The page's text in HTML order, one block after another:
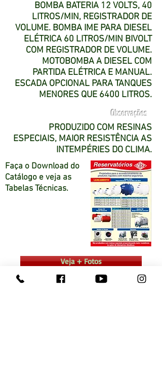
BOMBA BATERIA 12 VOLTS, 40
LITROS/MIN, REGISTRADOR DE
VOLUME. BOMBA IME PARA DIESEL
ELÉTRICA 60 LITROS/MIN BIVOLT
COM REGISTRADOR DE VOLUME.
MOTOBOMBA A DIESEL COM
PARTIDA ELÉTRICA E MANUAL.
ESCADA OPCIONAL PARA TANQUES
MENORES QUE 6400 LITROS.
Observações
PRODUZIDO COM RESINAS
ESPECIAIS, MAIOR RESISTÊNCIA AS
INTEMPÉRIES DO CLIMA.
Faça o Download do
Catálogo e veja as
Tabelas Técnicas.
Veja + Fotos